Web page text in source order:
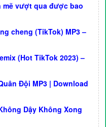
mẽ vượt qua được bao
cheng (TikTok) MP3 –
(Hot TikTok 2023) –
Đội MP3 | Download
Dậy Không Xong